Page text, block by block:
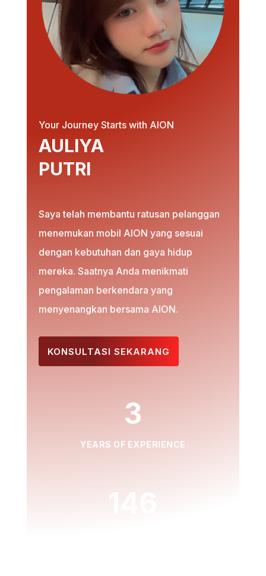
Your Journey Starts with AION
AULIYA
PUTRI
Saya telah membantu ratusan pelanggan
menemukan mobil AION yang sesuai
dengan kebutuhan dan gaya hidup
mereka. Saatnya Anda menikmati
pengalaman berkendara yang
menyenangkan bersama AION.
KONSULTASI SEKARANG
3
YEARS OF EXPERIENCE
146